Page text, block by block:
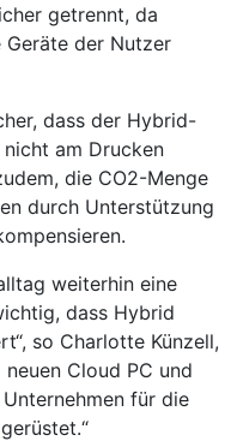
getrennt, da
der Nutzer
dass der Hybrid-
am Drucken
die CO2-Menge
durch Unterstützung
weiterhin eine
dass Hybrid
so Charlotte Künzell,
Cloud PC und
für die